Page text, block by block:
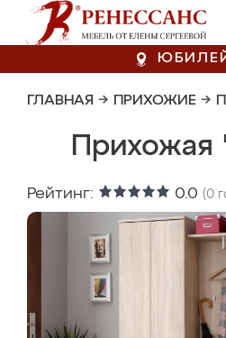
ГЛАВНАЯ → ПРИХОЖИЕ →
Прихожая
Рейтинг: 0.0 (0